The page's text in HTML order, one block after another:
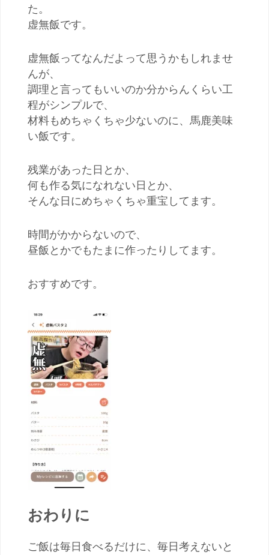
た。
虚無飯です。
虚無飯ってなんだよって思うかもしれませ
んが、
調理と言ってもいいのか分からんくらい工
程がシンプルで、
材料もめちゃくちゃ少ないのに、馬鹿美味
い飯です。
残業があった日とか、
何も作る気になれない日とか、
そんな日にめちゃくちゃ重宝してます。
時間がかからないので、
昼飯とかでもたまに作ったりしてます。
おすすめです。
おわりに
ご飯は毎日食べるだけに、毎日考えないと